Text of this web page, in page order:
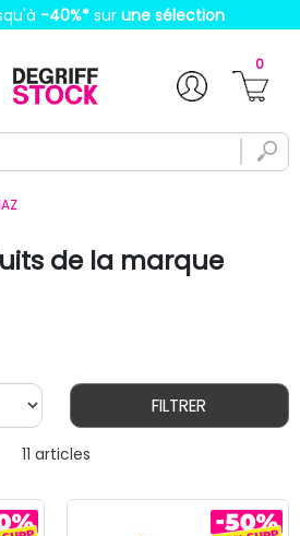
-40%* sur une sélection
0
de la marque
11 articles
FILTRER